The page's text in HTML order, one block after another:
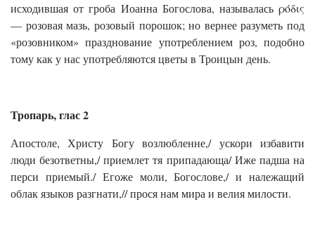
исходившая от гроба Иоанна Богослова, называлась ρόδις
— розовая мазь, розовый порошок; но вернее разуметь под
«розовником» празднование употреблением роз, подобно
тому как у нас употребляются цветы в Троицын день.
Тропарь, глас 2
Апостоле, Христу Богу возлюбленне,/ ускори избавити
люди безответны,/ приемлет тя припадающа/ Иже падша на
перси приемый./ Егоже моли, Богослове,/ и належащий
облак языков разгнати,// прося нам мира и велия милости.